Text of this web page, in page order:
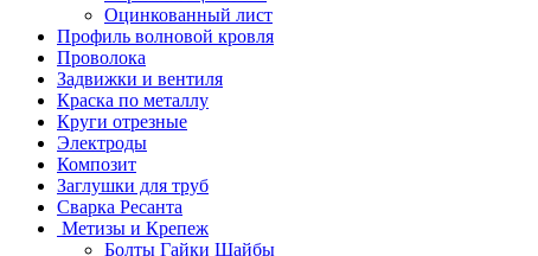
Оцинкованный лист
Профиль волновой кровля
Проволока
Задвижки и вентиля
Краска по металлу
Круги отрезные
Электроды
Композит
Заглушки для труб
Сварка Ресанта
Метизы и Крепеж
Болты Гайки Шайбы